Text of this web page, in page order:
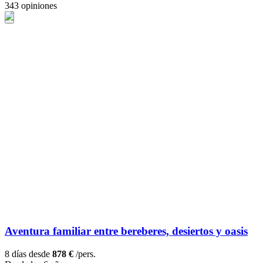
343 opiniones
Aventura familiar entre bereberes, desiertos y oasis
8 días desde 878 € /pers.